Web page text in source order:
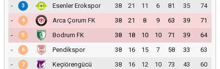
-
3 Esenler Erokspor 38 21 11 6 81 35
74
-
4 Arca Çorum FK 38 21 8 9 63 39
71
-
5 Bodrum FK 38 18 10 10 71 39
64
-
6 Pendikspor 38 16 15 7 58 33
63
-
7 Keçiörengücü 38 16 12 10 73 43
60